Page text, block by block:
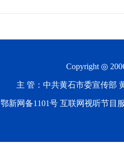
Copyright ◎
主 管：中共黄石市委宣传部
鄂新网备1101号 互联网视听节目